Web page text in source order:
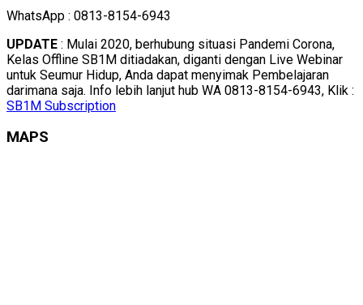
WhatsApp : 0813-8154-6943
UPDATE : Mulai 2020, berhubung situasi Pandemi Corona,
Kelas Offline SB1M ditiadakan, diganti dengan Live Webinar
untuk Seumur Hidup, Anda dapat menyimak Pembelajaran
darimana saja. Info lebih lanjut hub WA 0813-8154-6943, Klik :
SB1M Subscription
MAPS